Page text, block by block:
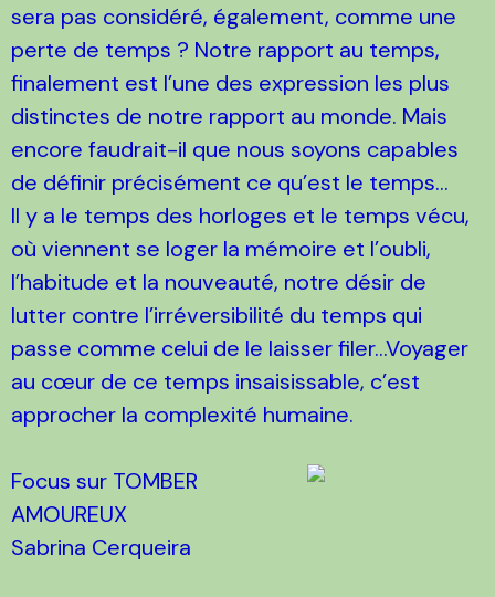
sera pas considéré, également, comme une
perte de temps ? Notre rapport au temps,
finalement est l’une des expression les plus
distinctes de notre rapport au monde. Mais
encore faudrait-il que nous soyons capables
de définir précisément ce qu’est le temps...
Il y a le temps des horloges et le temps vécu,
où viennent se loger la mémoire et l’oubli,
l’habitude et la nouveauté, notre désir de
lutter contre l’irréversibilité du temps qui
passe comme celui de le laisser filer...Voyager
au cœur de ce temps insaisissable, c’est
approcher la complexité humaine.
Focus sur TOMBER
AMOUREUX
Sabrina Cerqueira